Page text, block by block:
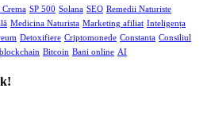
Crema SP 500 Solana SEO Remedii Naturiste
Medicina Naturista Marketing afiliat Inteligența
Detoxifiere Criptomonede Constanta Consiliul
blockchain Bitcoin Bani online AI